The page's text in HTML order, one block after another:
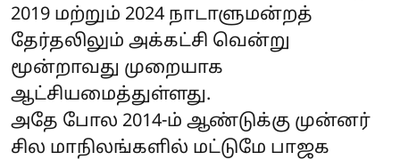
2019 மற்றும் 2024 நாடாளுமன்றத்
தேர்தலிலும் அக்கட்சி வென்று
மூன்றாவது முறையாக
ஆட்சியமைத்துள்ளது.
அதே போல 2014-ம் ஆண்டுக்கு முன்னர்
சில மாநிலங்களில் மட்டுமே பாஜக